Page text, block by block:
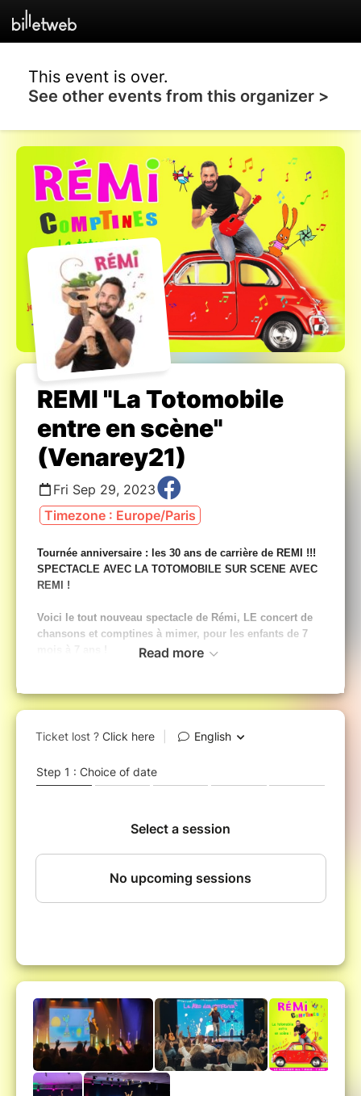
This event is over.
See other events from this organizer >
REMI "La Totomobile
entre en scène"
(Venarey21)
Fri Sep 29, 2023
Timezone : Europe/Paris
Tournée anniversaire : les 30 ans de carrière de REMI !!!
SPECTACLE AVEC LA TOTOMOBILE SUR SCENE AVEC
REMI !
Voici le tout nouveau spectacle de Rémi, LE concert de
chansons et comptines à mimer, pour les enfants de 7
pour (re)découvrir ensemble les plus belles comptines
traditionnelles gestuelles et de nouvelles chansons,
accompagnés par la célèbre totomobile du Pays des
Comptines, qui parle, s'illumine et chante avec Rémi et
crocodiles sur les bords du Nil... mais aussi une
volant de la Totomobile pour un voyage magique au
Idéal pour un premier spectacle avec les tout-petits ;
danser, écouter de la musique ; idéal pour les parents,
pour tout le monde !
Chanteur pour les enfants depuis ses 23 ans, Rémi
fête ses 30 ans de carrière ! Avec un disque de
platine et deux disques d'or à son actif, Rémi est
l'artiste incontournable pour les petits. A l'affiche à la
Comédie Bastille à Paris depuis 10 ans, Rémi se
produit aussi partout en France et dans la
Read more